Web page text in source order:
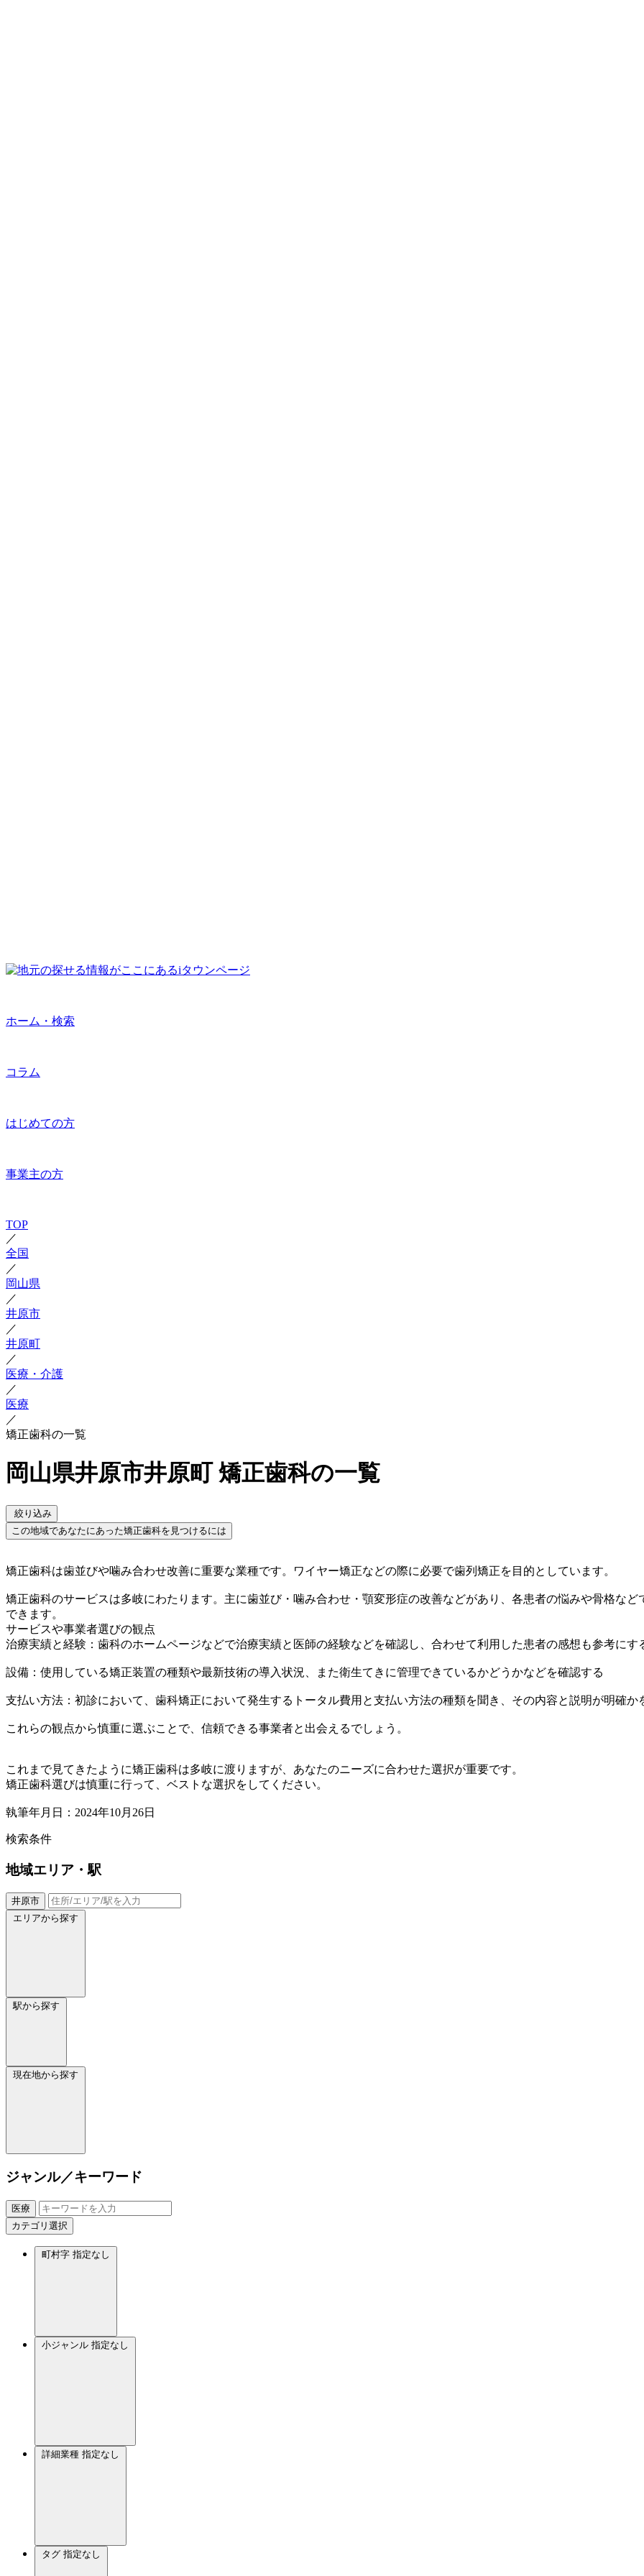
ホーム・検索
コラム
はじめての方
事業主の方
TOP
／
全国
／
岡山県
／
井原市
／
井原町
／
医療・介護
／
医療
／
矯正歯科の一覧
岡山県井原市井原町 矯正歯科の一覧
絞り込み
この地域であなたにあった矯正歯科を見つけるには
矯正歯科は歯並びや噛み合わせ改善に重要な業種です。ワイヤー矯正などの際に必要で歯列矯正を目的としています。
矯正歯科のサービスは多岐にわたります。主に歯並び・噛み合わせ・顎変形症の改善などがあり、各患者の悩みや骨格な
できます。
サービスや事業者選びの観点
治療実績と経験：歯科のホームページなどで治療実績と医師の経験などを確認し、合わせて利用した患者の感想も参考に
設備：使用している矯正装置の種類や最新技術の導入状況、また衛生てきに管理できているかどうかなどを確認する
支払い方法：初診において、歯科矯正において発生するトータル費用と支払い方法の種類を聞き、その内容と説明が明確か
これらの観点から慎重に選ぶことで、信頼できる事業者と出会えるでしょう。
これまで見てきたように矯正歯科は多岐に渡りますが、あなたのニーズに合わせた選択が重要です。
矯正歯科選びは慎重に行って、ベストな選択をしてください。
執筆年月日：2024年10月26日
検索条件
地域エリア・駅
井原市
エリアから探す
駅から探す
現在地から探す
ジャンル／キーワード
医療
カテゴリ選択
町村字 指定なし
小ジャンル 指定なし
詳細業種 指定なし
タグ 指定なし